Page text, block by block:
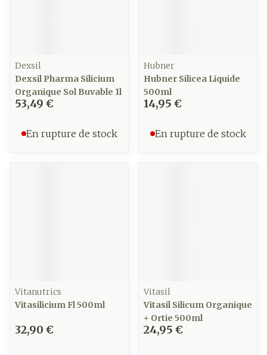
Dexsil
Dexsil Pharma Silicium
Organique Sol Buvable 1l
53,49 €
En rupture de stock
Hubner
Hubner Silicea Liquide
500ml
14,95 €
En rupture de stock
Vitanutrics
Vitasilicium Fl 500ml
32,90 €
Vitasil
Vitasil Silicum Organique
+ Ortie 500ml
24,95 €